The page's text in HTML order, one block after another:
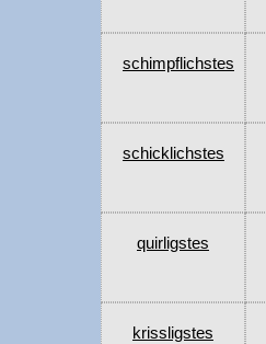
schimpflichstes
schicklichstes
quirligstes
krissligstes